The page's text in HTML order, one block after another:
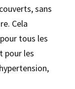
sans
Cela
tous les
pour les